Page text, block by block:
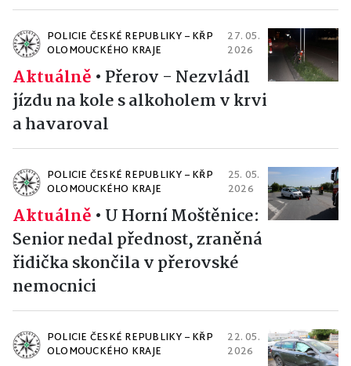
POLICIE ČESKÉ REPUBLIKY – KŘP
OLOMOUCKÉHO KRAJE
27. 05.
2026
Aktuálně • Přerov - Nezvládl
jízdu na kole s alkoholem v krvi
a havaroval
POLICIE ČESKÉ REPUBLIKY – KŘP
OLOMOUCKÉHO KRAJE
25. 05.
2026
Aktuálně • U Horní Moštěnice:
Senior nedal přednost, zraněná
řidička skončila v přerovské
nemocnici
POLICIE ČESKÉ REPUBLIKY – KŘP
OLOMOUCKÉHO KRAJE
22. 05.
2026